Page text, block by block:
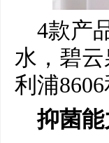
4款产
水，碧
利浦8606
抑菌